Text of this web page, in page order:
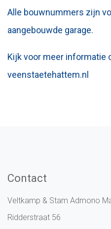
Alle bouwnummers zijn
aangebouwde garage.
Kijk voor meer informatie
veenstaetehattem.nl
Contact
Veltkamp & Stam Admono
Ridderstraat 56